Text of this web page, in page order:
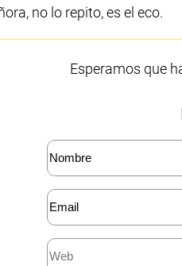
no lo repito, es el eco.
Esperamos que